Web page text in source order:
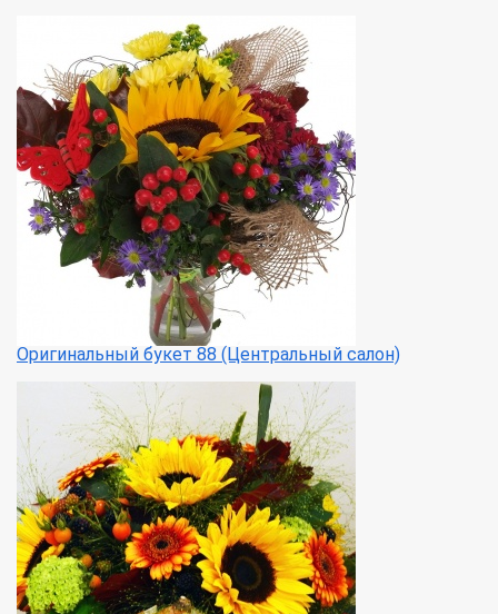
Оригинальный букет 88 (Центральный салон)